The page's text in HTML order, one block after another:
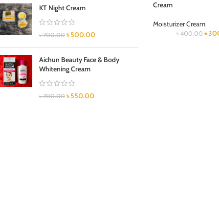
KT Night Cream
৳700.00 ৳500.00
Aichun Beauty Face & Body
Whitening Cream
৳700.00 ৳550.00
Cream
Moisturizer Cream
৳400.00 ৳